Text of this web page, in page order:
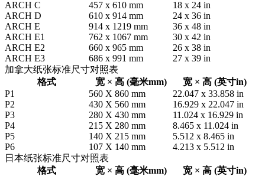
ARCH C
457 x 610 mm
18 x 24 in
ARCH D
610 x 914 mm
24 x 36 in
ARCH E
914 x 1219 mm
36 x 48 in
ARCH E1
762 x 1067 mm
30 x 42 in
ARCH E2
660 x 965 mm
26 x 38 in
ARCH E3
686 x 991 mm
27 x 39 in
加拿大纸张标准尺寸对照表
格式
宽 × 高 (毫米mm)
宽 × 高 (英寸in)
P1
560 X 860 mm
22.047 x 33.858 in
P2
430 X 560 mm
16.929 x 22.047 in
P3
280 X 430 mm
11.024 x 16.929 in
P4
215 X 280 mm
8.465 x 11.024 in
P5
140 X 215 mm
5.512 x 8.465 in
P6
107 X 140 mm
4.213 x 5.512 in
日本纸张标准尺寸对照表
格式
宽 × 高 (毫米mm)
宽 × 高 (英寸in)